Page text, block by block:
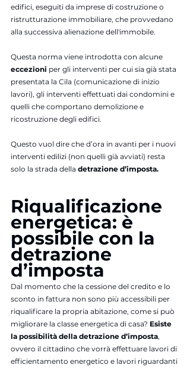
edifici, eseguiti da imprese di costruzione o
ristrutturazione immobiliare, che provvedano
alla successiva alienazione dell'immobile.
Questa norma viene introdotta con alcune
eccezioni per gli interventi per cui sia già stata
presentata la Cila (comunicazione di inizio
lavori), gli interventi effettuati dai condomini e
quelli che comportano demolizione e
ricostruzione degli edifici.
Questo vuol dire che d’ora in avanti per i nuovi
interventi edilizi (non quelli già avviati) resta
solo la strada della detrazione d’imposta.
Riqualificazione
energetica: è
possibile con la
detrazione
d’imposta
Dal momento che la cessione del credito e lo
sconto in fattura non sono più accessibili per
riqualificare la propria abitazione, come si può
migliorare la classe energetica di casa? Esiste
la possibilità della detrazione d’imposta,
ovvero il cittadino che vorrà effettuare lavori di
efficientamento energetico e lavori riguardanti